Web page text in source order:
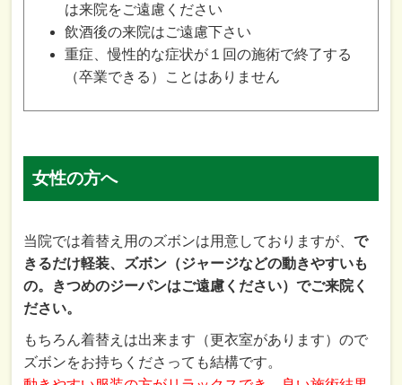
は来院をご遠慮ください
飲酒後の来院はご遠慮下さい
重症、慢性的な症状が１回の施術で終了する
（卒業できる）ことはありません
女性の方へ
当院では着替え用のズボンは用意しておりますが、で
きるだけ軽装、ズボン（ジャージなどの動きやすいも
の。きつめのジーパンはご遠慮ください）でご来院く
ださい。
もちろん着替えは出来ます（更衣室があります）ので
ズボンをお持ちくださっても結構です。